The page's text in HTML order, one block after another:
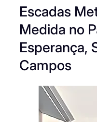
Escadas
Medida no
Esperança,
Campos